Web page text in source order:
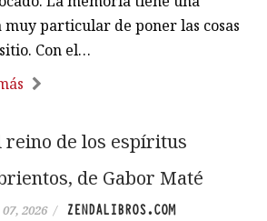
particular de poner las cosas
Con el…
reino de los espíritus
de Gabor Maté
2026 / ZENDALIBROS.COM